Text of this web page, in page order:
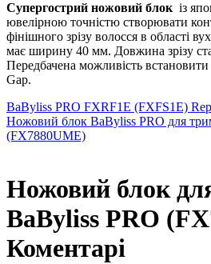
Супергострий ножовий блок із
ювелірною точністю створювати
фінішного зрізу волосся в області
має ширину 40 мм. Довжина зрізу
Передбачена можливість
Gap.
BaByliss PRO FXRF1E (FXFS1E)
Ножовий блок BaByliss PRO для
(FX7880UME)
Ножовий блок
BaByliss PRO
Коментарі